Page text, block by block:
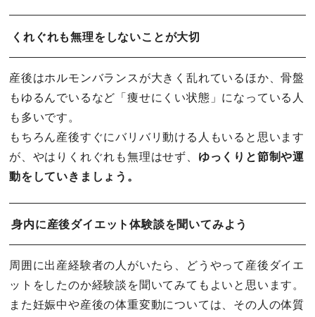
くれぐれも無理をしないことが大切
産後はホルモンバランスが大きく乱れているほか、骨盤
もゆるんでいるなど「痩せにくい状態」になっている人
も多いです。
もちろん産後すぐにバリバリ動ける人もいると思います
が、やはりくれぐれも無理はせず、 ゆっくりと節制や運
動をしていきましょう。
身内に産後ダイエット体験談を聞いてみよう
周囲に出産経験者の人がいたら、どうやって産後ダイエ
ットをしたのか経験談を聞いてみてもよいと思います。
また妊娠中や産後の体重変動については、その人の体質